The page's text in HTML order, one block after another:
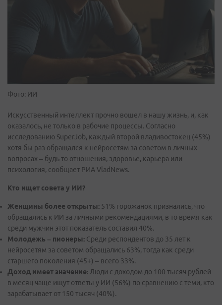
Фото: ИИ
Искусственный интеллект прочно вошел в нашу жизнь, и, как
оказалось, не только в рабочие процессы. Согласно
исследованию SuperJob, каждый второй владивостокец (45%)
хотя бы раз обращался к нейросетям за советом в личных
вопросах – будь то отношения, здоровье, карьера или
психология, сообщает РИА VladNews.
Кто ищет совета у ИИ?
Женщины более открыты: 51% горожанок признались, что
обращались к ИИ за личными рекомендациями, в то время как
среди мужчин этот показатель составил 40%.
Молодежь – пионеры: Среди респондентов до 35 лет к
нейросетям за советом обращались 63%, тогда как среди
старшего поколения (45+) – всего 33%.
Доход имеет значение: Люди с доходом до 100 тысяч рублей
в месяц чаще ищут ответы у ИИ (56%) по сравнению с теми, кто
зарабатывает от 150 тысяч (40%).